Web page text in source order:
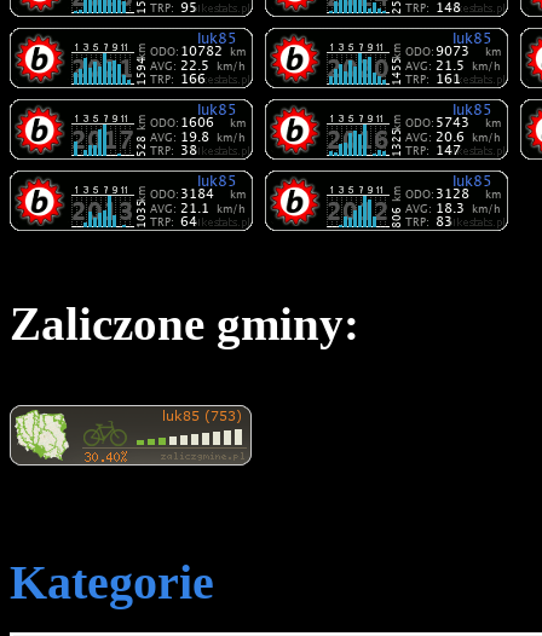
Zaliczone gminy:
Kategorie